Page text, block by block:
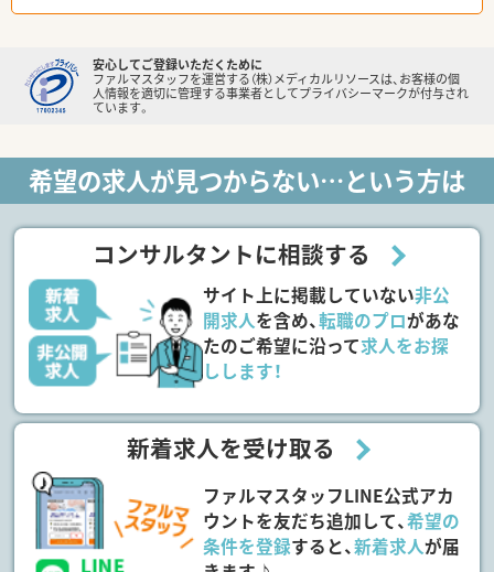
安心してご登録いただくために
ファルマスタッフを運営する（株）メディカルリソースは、お客様の個
人情報を適切に管理する事業者としてプライバシーマークが付与され
ています。
希望の求人が見つからない…という方は
コンサルタントに相談する
サイト上に掲載していない非公
開求人を含め、転職のプロがあな
たのご希望に沿って求人をお探
しします！
新着求人を受け取る
ファルマスタッフLINE公式アカ
ウントを友だち追加して、希望の
条件を登録すると、新着求人が届